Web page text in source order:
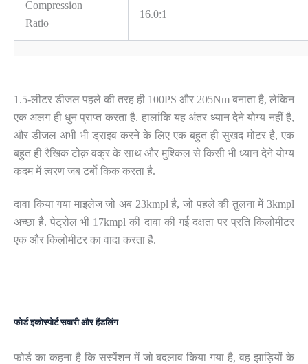
Compression
Ratio
16.0:1
1.5-लीटर डीजल पहले की तरह ही 100PS और 205Nm बनाता है, लेकिन
एक अलग ही धुन प्राप्त करता है. हालांकि यह अंतर ध्यान देने योग्य नहीं है,
और डीजल अभी भी ड्राइव करने के लिए एक बहुत ही सुखद मोटर है, एक
बहुत ही रैखिक टोक़ वक्र के साथ और मुश्किल से किसी भी ध्यान देने योग्य
कदम में त्वरण जब टर्बो किक करता है.
दावा किया गया माइलेज जो अब 23kmpl है, जो पहले की तुलना में 3kmpl
अच्छा है. पेट्रोल भी 17kmpl की दावा की गई दक्षता पर प्रति किलोमीटर
एक और किलोमीटर का वादा करता है.
फोर्ड इकोस्पोर्ट सवारी और हैंडलिंग
फोर्ड का कहना है कि सस्पेंशन में जो बदलाव किया गया है, वह झाड़ियों के